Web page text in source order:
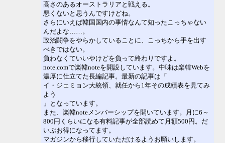
高さのあるオーストラリアと戦える。
悪くないと思うんですけどね。
さらにいえば韓国国内の事情なんて知ったこっちゃない
んだよな……。
政治闘争をやらかしていることに、こっちから手を出す
べきではない。
負わなくていいやけどを負って終わりですよ。
note.comで楽韓noteを開設しています。中味は楽韓Webを
濃厚に仕立てた長編記事。最新の記事は「
イ・ジェミョン大統領、就任から1年その成績表を見てみ
よう
」となっています。
また、楽韓noteメンバーシップを開いています。月に6～
800円くらいになる有料記事が全部読めて月額500円。だ
いぶお得になってます。
マガジンから移行していただけるようお願いします。